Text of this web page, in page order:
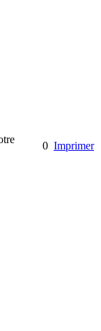
0 Imprimer